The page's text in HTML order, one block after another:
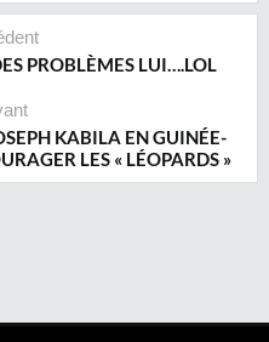
PROBLÈMES LUI….LOL
KABILA EN GUINÉE-
LES « LÉOPARDS »